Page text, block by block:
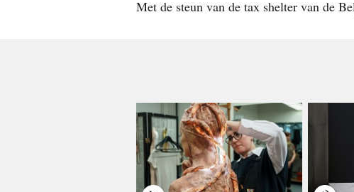
Met de steun van de tax shelter van de